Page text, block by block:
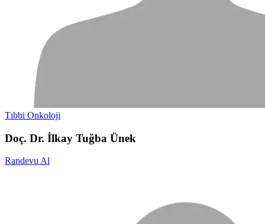
Tıbbi Onkoloji
Doç. Dr. İlkay Tuğba Ünek
Randevu Al